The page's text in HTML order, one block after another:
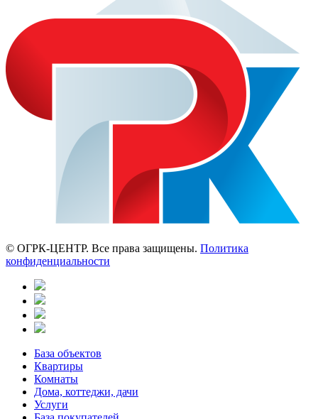
© ОГРК-ЦЕНТР. Все права защищены. Политика
конфиденциальности
База объектов
Квартиры
Комнаты
Дома, коттеджи, дачи
Услуги